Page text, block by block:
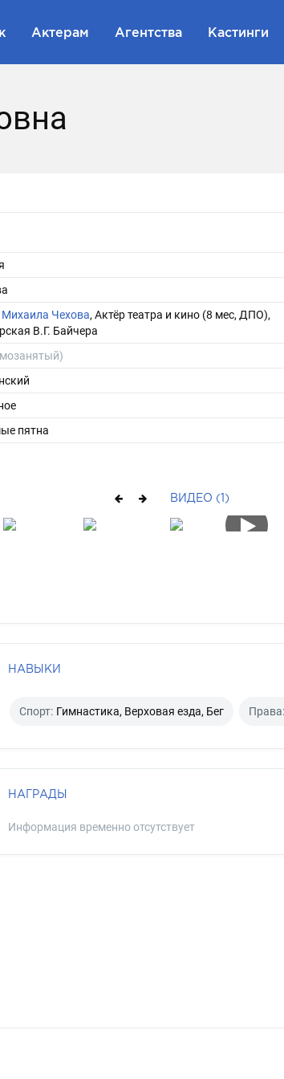
Актерам Агентства Кастинги
Михаила Чехова, Актёр театра и кино (8 мес, ДПО),
В.Г. Байчера
пятна
ВИДЕО (1)
НАВЫКИ
Спорт: Гимнастика, Верховая езда, Бег Права:
НАГРАДЫ
Информация временно отсутствует